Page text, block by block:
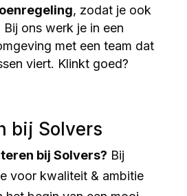
, zodat je ook
ons werk je in een
met een team dat
viert. Klinkt goed?
bij Solvers
bij Solvers? Bij
voor kwaliteit & ambitie